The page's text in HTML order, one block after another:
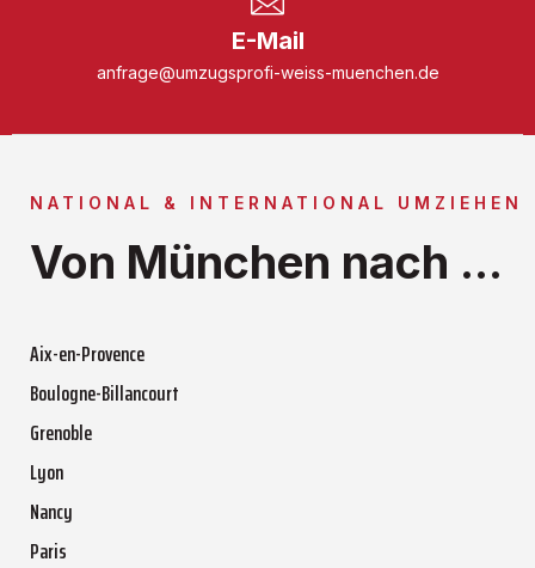
E-Mail
anfrage@umzugsprofi-weiss-muenchen.de
NATIONAL & INTERNATIONAL UMZIEHEN
Von München nach ...
Aix-en-Provence
Boulogne-Billancourt
Grenoble
Lyon
Nancy
Paris